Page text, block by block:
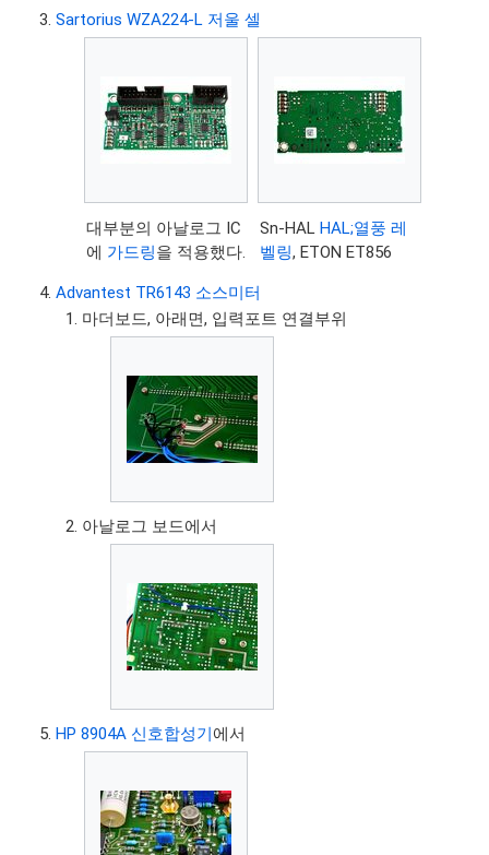
Sartorius WZA224-L 저울 셀
대부분의 아날로그 IC
에 가드링을 적용했다.
Sn-HALHAL;열풍 레
벨링, ETON ET856
Advantest TR6143 소스미터
마더보드, 아래면, 입력포트 연결부위
아날로그 보드에서
HP 8904A 신호합성기에서